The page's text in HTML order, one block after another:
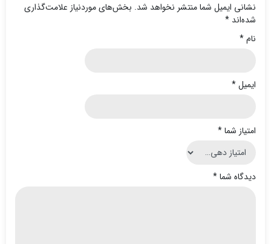
نشانی ایمیل شما منتشر نخواهد شد. بخش‌های موردنیاز علامت‌گذاری
شده‌اند *
نام*
ایمیل*
امتیاز شما*
دیدگاه شما*